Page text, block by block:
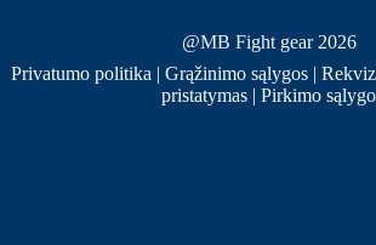
@MB Fight gear 2026
Privatumo politika | Grąžinimo sąlygos |
pristatymas| Pirkimo